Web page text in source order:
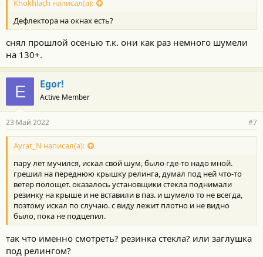
Khokhlach написал(а):
Дефлектора на окнах есть?
снял прошлой осенью т.к. они как раз немного шумели
на 130+.
E Egor!
Active Member
23 Май 2022 #7
Ayrat_N написал(а):
пару лет мучился, искал свой шум, было где-то надо мной.
грешил на переднюю крышку релинга, думал под ней что-то
ветер полощет. оказалось установщики стекла поднимали
резинку на крыше и не вставили в паз. и шумело то не всегда,
поэтому искал по случаю. с виду лежит плотно и не видно
было, пока не подцепил.
так что именно смотреть? резинка стекла? или заглушка
под релингом?